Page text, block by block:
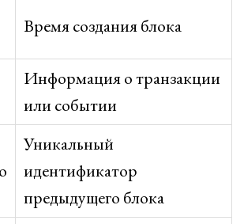
Время создания блока
Информация о транзакции
или событии
Уникальный
идентификатор
предыдущего блока